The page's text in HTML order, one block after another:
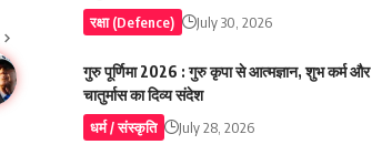
रक्षा (Defence) July 30, 2026
गुरु पूर्णिमा 2026 : गुरु कृपा से आत्मज्ञान, शुभ कर्म और
चातुर्मास का दिव्य संदेश
धर्म / संस्कृति July 28, 2026